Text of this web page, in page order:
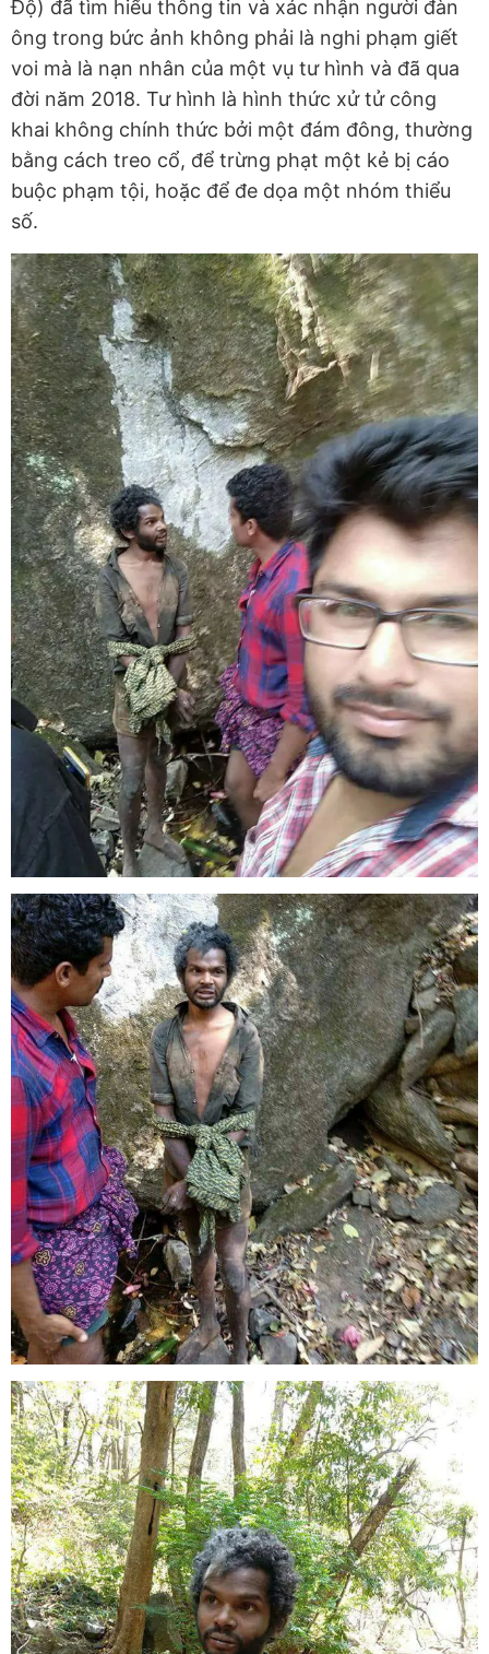
Độ) đã tìm hiểu thông tin và xác nhận người đàn
ông trong bức ảnh không phải là nghi phạm giết
voi mà là nạn nhân của một vụ tư hình và đã qua
đời năm 2018. Tư hình là hình thức xử tử công
khai không chính thức bởi một đám đông, thường
bằng cách treo cổ, để trừng phạt một kẻ bị cáo
buộc phạm tội, hoặc để đe dọa một nhóm thiểu
số.